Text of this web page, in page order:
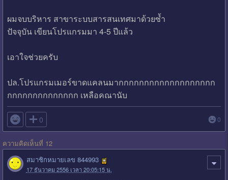
ผมจบบริหาร สาขาระบบสารสนเทศมาด้วยซ้ำ
ปัจจุบัน เขียนโปรแกรมมา 4-5 ปีแล้ว
เอาใจช่วยครับ
ปล.โปรแกรมเมอร์ขาดแคลนมากกกกกกกกกกกกกกกกกกก
กกกกกกกกกกกกกก เหลือคณานับ
 0 0
ความคิดเห็นที่ 12
สมาชิกหมายเลข 844993
17 ธันวาคม 2556 เวลา 20:05:15 น.